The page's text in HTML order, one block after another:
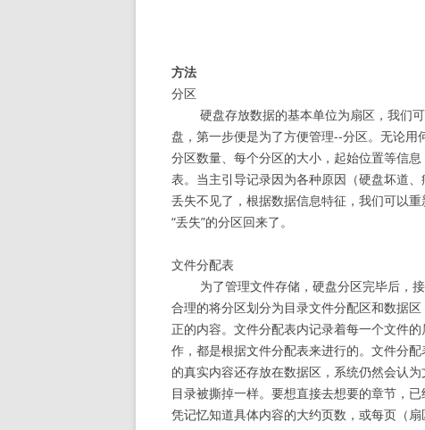
方法
分区
硬盘存放数据的基本单位为扇区，我们
盘，第一步便是为了方便管理--分区。无论
分区数量、每个分区的大小，起始位置等信
表。当主引导记录因为各种原因（硬盘坏道
丢失不见了，根据数据信息特征，我们可以
“丢失”的分区回来了。
文件分配表
为了管理文件存储，硬盘分区完毕后，
合理的将分区划分为目录文件分配区和数据
正的内容。文件分配表内记录着每一个文件
作，都是根据文件分配表来进行的。文件分
的真实内容还存放在数据区，系统仍然会认
目录被撕掉一样。要想直接去想要的章节，
凭记忆知道具体内容的大约页数，或每页（